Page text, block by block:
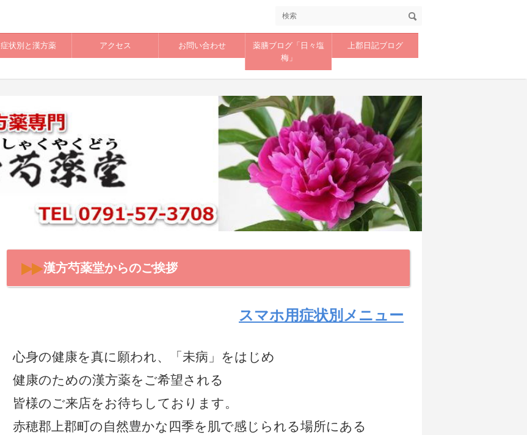
症状別と漢方薬 アクセス お問い合わせ
薬膳ブログ「日々塩
梅」
上郡日記ブログ
漢方芍薬堂からのご挨拶
スマホ用症状別メニュー
心身の健康を真に願われ、「未病」をはじめ
健康のための漢方薬をご希望される
皆様のご来店をお待ちしております。
赤穂郡上郡町の自然豊かな四季を肌で感じられる場所にある